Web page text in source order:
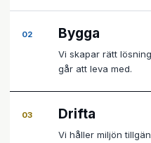
02 Bygga
Vi skapar rätt
går att leva med.
03 Drifta
Vi håller miljön